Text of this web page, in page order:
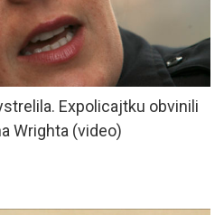
Expolicajtku obvinili
Wrighta (video)